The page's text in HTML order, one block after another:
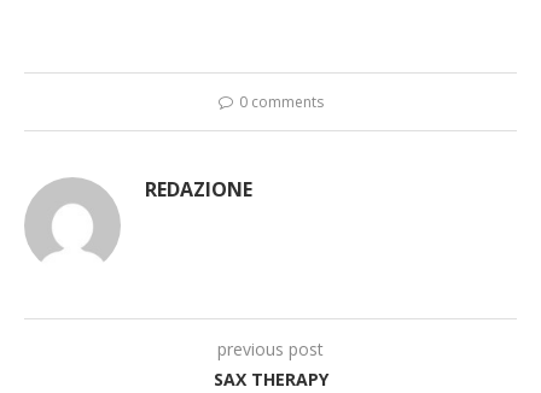
0 comments
REDAZIONE
previous post
SAX THERAPY